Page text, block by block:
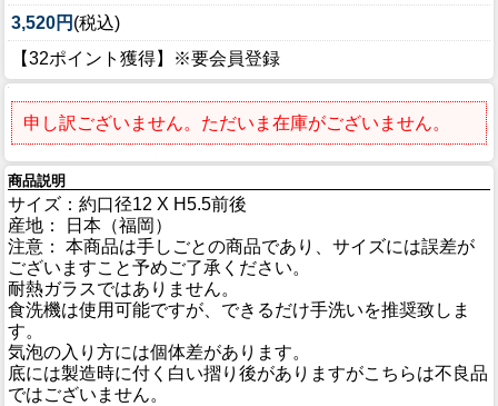
3,520円 (税込)
【32ポイント獲得】※要会員登録
申し訳ございません。ただいま在庫がございません。
商品説明
サイズ：約口径12 X H5.5前後
産地： 日本（福岡）
注意： 本商品は手しごとの商品であり、サイズには誤差が
ございますこと予めご了承ください。
耐熱ガラスではありません。
食洗機は使用可能ですが、できるだけ手洗いを推奨致しま
す。
気泡の入り方には個体差があります。
底には製造時に付く白い摺り後がありますがこちらは不良品
ではございません。